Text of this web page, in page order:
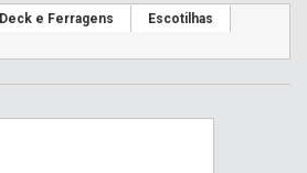
Deck e Ferragens
Escotilhas